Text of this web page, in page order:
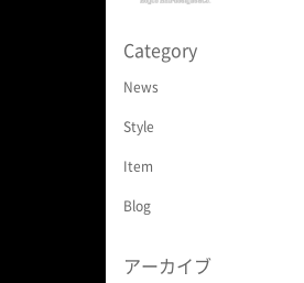
Category
News
Style
Item
Blog
アーカイブ